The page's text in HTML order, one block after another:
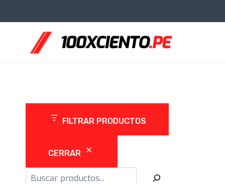
al
FILTRAR PRODUCTOS
CERRAR
Buscar